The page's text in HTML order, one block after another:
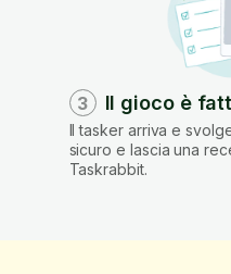
3 Il gioco è
Il tasker arriva e
sicuro e lascia una
Taskrabbit.